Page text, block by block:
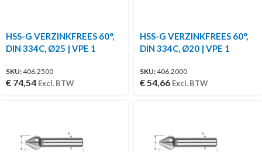
HSS-G VERZINKFREES 60°,
DIN 334C, Ø25 | VPE 1
SKU:406.2500
€ 74,54 Excl. BTW
HSS-G VERZINKFREES 60°,
DIN 334C, Ø20 | VPE 1
SKU:406.2000
€54,66 Excl. BTW